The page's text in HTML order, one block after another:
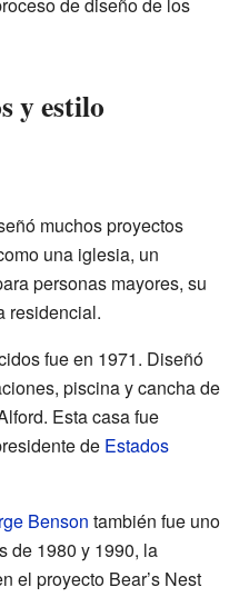
y estilo
muchos proyectos
una iglesia, un
personas mayores, su
residencial.
fue en 1971. Diseñó
piscina y cancha de
Esta casa fue
de Estados
Benson también fue uno
de 1980 y 1990, la
el proyecto Bear’s Nest